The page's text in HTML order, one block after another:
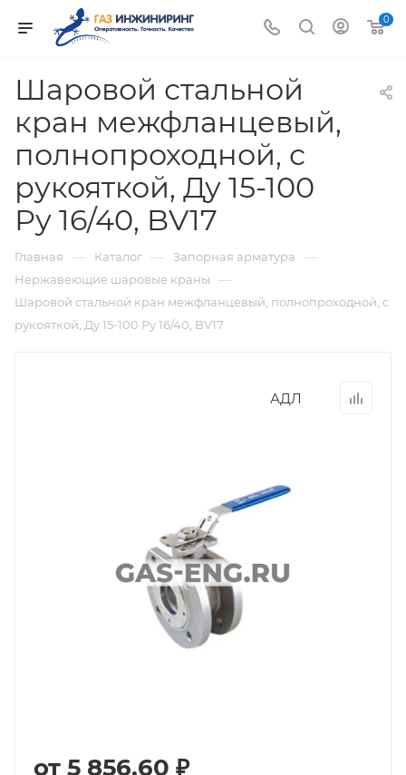
0
Шаровой стальной
кран межфланцевый,
полнопроходной, с
рукояткой, Ду 15-100
Ру 16/40, BV17
Главная — Каталог — Запорная арматура —
Нержавеющие шаровые краны —
Шаровой стальной кран межфланцевый, полнопроходной, с
рукояткой, Ду 15-100 Ру 16/40, BV17
АДЛ
от 5 856.60 ₽